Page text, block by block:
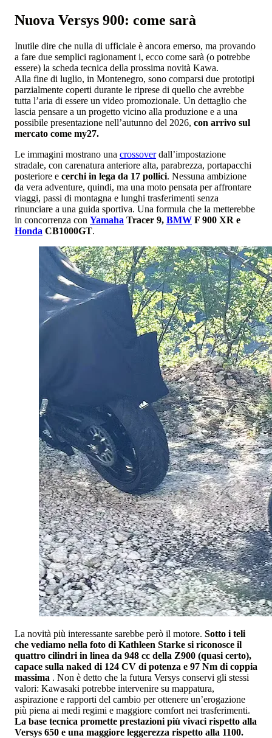
Nuova Versys 900: come sarà
Inutile dire che nulla di ufficiale è ancora emerso, ma provando
a fare due semplici ragionament i, ecco come sarà (o potrebbe
essere) la scheda tecnica della prossima novità Kawa.
Alla fine di luglio, in Montenegro, sono comparsi due prototipi
parzialmente coperti durante le riprese di quello che avrebbe
tutta l’aria di essere un video promozionale. Un dettaglio che
lascia pensare a un progetto vicino alla produzione e a una
possibile presentazione nell’autunno del 2026, con arrivo sul
mercato come my27.
Le immagini mostrano una crossoverdall’impostazione
stradale, con carenatura anteriore alta, parabrezza, portapacchi
posteriore e cerchi in lega da 17 pollici. Nessuna ambizione
da vera adventure, quindi, ma una moto pensata per affrontare
viaggi, passi di montagna e lunghi trasferimenti senza
rinunciare a una guida sportiva. Una formula che la metterebbe
in concorrenza con Yamaha Tracer 9, BMW F 900 XR e
Honda CB1000GT.
La novità più interessante sarebbe però il motore. Sotto i teli
che vediamo nella foto di Kathleen Starke si riconosce il
quattro cilindri in linea da 948 cc della Z900 (quasi certo),
capace sulla naked di 124 CV di potenza e 97 Nm di coppia
massima . Non è detto che la futura Versys conservi gli stessi
valori: Kawasaki potrebbe intervenire su mappatura,
aspirazione e rapporti del cambio per ottenere un’erogazione
più piena ai medi regimi e maggiore comfort nei trasferimenti.
La base tecnica promette prestazioni più vivaci rispetto alla
Versys 650 e una maggiore leggerezza rispetto alla 1100.